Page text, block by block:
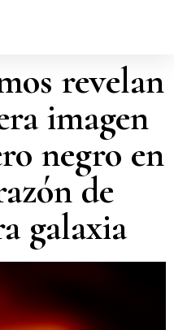
revelan
imagen
negro en
de
galaxia